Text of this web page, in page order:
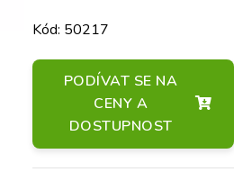
Kód: 50217
PODÍVAT SE NA
CENY A
DOSTUPNOST